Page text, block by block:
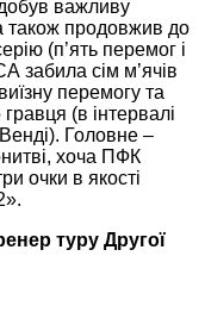
важливу
також продовжив до
(п’ять перемог і
забила сім м’ячів
перемогу та
(в інтервалі
Головне –
хоча ПФК
очки в якості
туру Другої